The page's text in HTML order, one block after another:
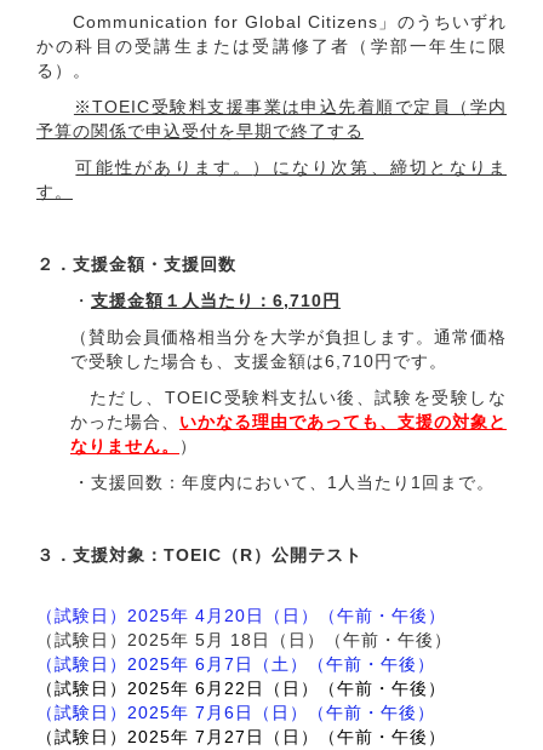
Communication for Global Citizens」のうちいずれ
かの科目の受講生または受講修了者（学部一年生に限
る）。
※TOEIC受験料支援事業は申込先着順で定員（ 学内
予算の関係で申込受付を早期で終了する
可能性があります。 ）になり次第、締切となりま
す。
２． 支援金額・支援回数
・ 支援金額１人当たり：6,710円
（賛助会員価格相当分を大学が負担します。通常価格
で受験した場合も、支援金額は6,710円です。
ただし、TOEIC受験料支払い後、試験を受験しな
かった場合、 いかなる理由であっても、支援の対象と
なりません。
）
・支援回数：年度内において、1人当たり1回まで。
３． 支援対象：TOEIC（R）公開テスト
（試験日）2025年 4月20日（日）（午前・午後）
（試験日）2025年 5 月 18 日（日）（午前・午後）
（試験日）2025年 6月7日（土）（午前・午後）
（試験日）2025年 6月22日（日）（午前・午後）
（試験日）2025年 7月6日（日）（午前・午後）
（試験日）2025年 7月27日（日）（午前・午後）